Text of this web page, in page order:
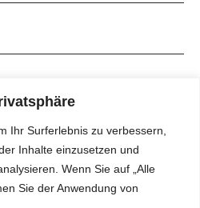
Ihr Surferlebnis zu verbessern,
Inhalte einzusetzen und
Wenn Sie auf „Alle
Sie der Anwendung von